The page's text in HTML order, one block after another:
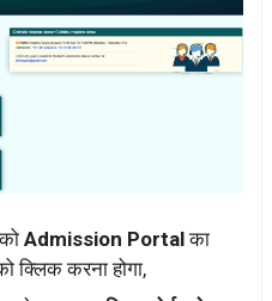
Admission Portalका
क्लिक करना होगा,